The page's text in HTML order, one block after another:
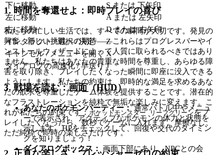
下に移動
S または 下矢印
左に移動
A または 左矢印
右に移動
D または 右矢印
インタラクト / 選択 / 決定
Z
キャンセル / メニューを開く X
ダイアログの高速化 / 早送り J
3. 戦場を読む：画面（HUD）
あなたのポケモンパーティー：通常バトル中やメニュ
ーで表示され、アクティブなポケモンの体力と状態を
示します。HPをチェックして、回復や交代のタイミン
グを知りましょう！
ダイアログボックス： 画面下部にあり、NPCとの会
1. 時間を奪還せよ：即時プレイの喜び
私たちの忙しい生活では、すべての瞬間が大切です。発見の
興奮、新しい挑戦への期待――これらはプログレスバーやイ
ンストールウィザードによって人質に取られるべきではあり
ません。私たちはあなたの貴重な時間を尊重し、あらゆる障
害を取り除き、プレイしたくなった瞬間に即座に没入できる
ようにします。私たちの約束は、即時的な満足を求めるあな
たの欲求を尊重したゲーム体験を提供することです。潜在的
なフラストレーションを純粋で無垢な楽しみに変えます。こ
れが私たちの約束です： ポケットモンスター リーフグリーン をプ
レイしたくなったら、数秒でゲームに入れます。摩擦なし、
ただ純粋で即時の楽しさだけです。